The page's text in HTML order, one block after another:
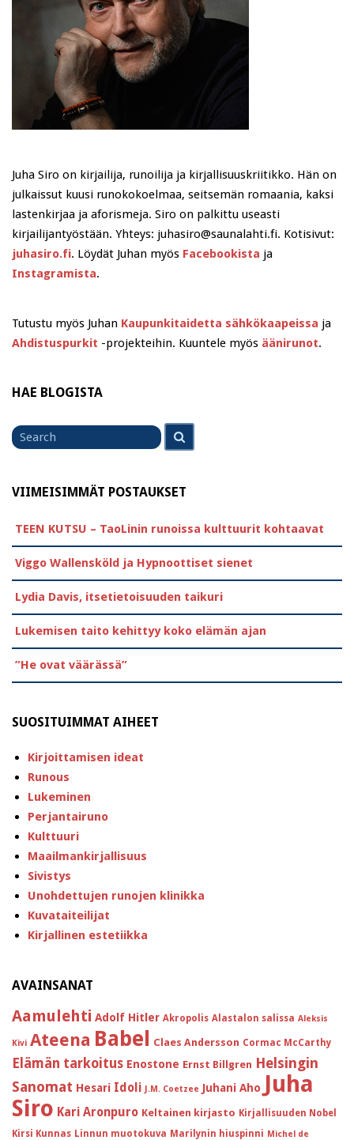
Juha Siro on kirjailija, runoilija ja kirjallisuuskriitikko. Hän on
julkaissut kuusi runokokoelmaa, seitsemän romaania, kaksi
lastenkirjaa ja aforismeja. Siro on palkittu useasti
kirjailijantyöstään. Yhteys: juhasiro@saunalahti.fi. Kotisivut:
juhasiro.fi. Löydät Juhan myös Facebookista ja
Instagramista.
Tutustu myös Juhan Kaupunkitaidetta sähkökaapeissa ja
Ahdistuspurkit -projekteihin. Kuuntele myös äänirunot.
HAE BLOGISTA
Search
for
VIIMEISIMMÄT POSTAUKSET
TEEN KUTSU – TaoLinin runoissa kulttuurit kohtaavat
Viggo Wallensköld ja Hypnoottiset sienet
Lydia Davis, itsetietoisuuden taikuri
Lukemisen taito kehittyy koko elämän ajan
”He ovat väärässä”
SUOSITUIMMAT AIHEET
Kirjoittamisen ideat
Runous
Lukeminen
Perjantairuno
Kulttuuri
Maailmankirjallisuus
Sivistys
Unohdettujen runojen klinikka
Kuvataiteilijat
Kirjallinen estetiikka
AVAINSANAT
Aamulehti Adolf Hitler Akropolis Alastalon salissa Aleksis
Kivi Ateena Babel Claes Andersson Cormac McCarthy
Elämän tarkoitus Enostone Ernst Billgren Helsingin
Sanomat Hesari Idoli J.M. Coetzee Juhani Aho Juha
Siro Kari Aronpuro Keltainen kirjasto Kirjallisuuden Nobel
Kirsi Kunnas Linnun muotokuva Marilynin hiuspinni Michel de